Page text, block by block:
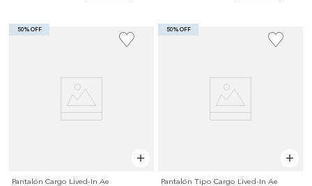
50% OFF
Pantalón Cargo Lived-In Ae
50% OFF
Pantalón Tipo Cargo Lived-In Ae